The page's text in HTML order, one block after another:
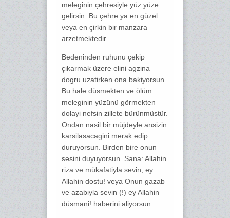
melegi­nin çehresiyle yüz yüze
gelirsin. Bu çehre ya en güzel
veya en çirkin bir manzara
arzetmektedir.
Bedeninden ruhunu çekip
çikarmak üzere elini agzina
dogru uzatirken ona bakiyorsun.
Bu hale düsmekten ve ölüm
meleginin yüzünü görmekten
dolayi nefsin zillete bürünmüstür.
Ondan nasil bir müjdeyle ansizin
karsilasaca­gini merak edip
duruyorsun. Birden bire onun
sesini duyu­yorsun. Sana: Allahin
riza ve mükafatiyla sevin, ey
Allahin dostu! veya Onun gazab
ve azabiyla sevin (!) ey Allahin
düsmani! haberini aliyorsun.